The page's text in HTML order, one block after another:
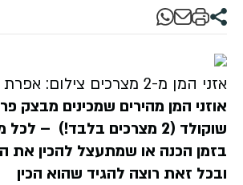
אזני המן מ-2 מצרכים צילום: אפרת סיאצי
אוזני המן מהירים שמכינים מבצק
שוקולד (2 מצרכים בלבד!) –
בזמן הכנה או שמתעצל להכין את
ובכל זאת רוצה להגיד שהוא הכין